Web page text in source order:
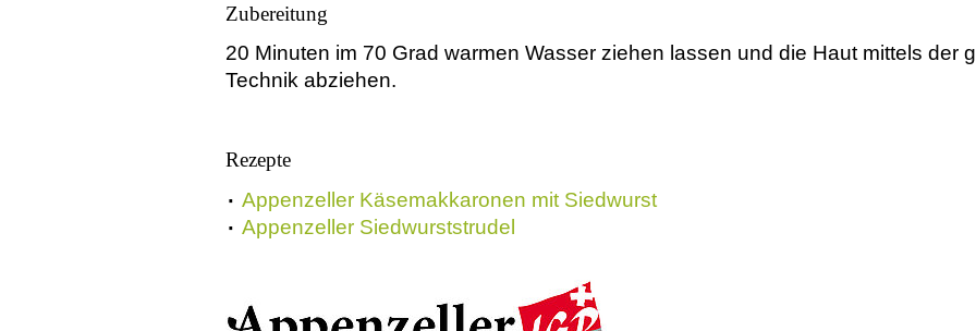
Zubereitung
20 Minuten im 70 Grad warmen Wasser ziehen lassen und die Haut mittels der
Technik abziehen.
Rezepte
Appenzeller Käsemakkaronen mit Siedwurst
Appenzeller Siedwurststrudel